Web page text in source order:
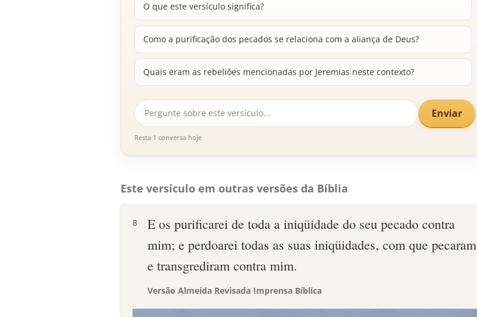
O que este versículo significa?
Como a purificação dos pecados se relaciona com a aliança de Deus?
Quais eram as rebeliões mencionadas por Jeremias neste contexto?
Enviar
Resta 1 conversa hoje
Este versículo em outras versões da Bíblia
8
E os purificarei de toda a iniqüidade do seu pecado contra
mim; e perdoarei todas as suas iniqüidades, com que pecaram
e transgrediram contra mim.
Versão Almeida Revisada Imprensa Bíblica